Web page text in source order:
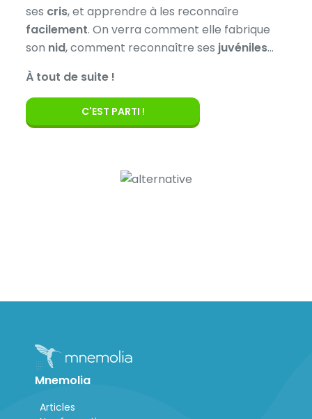
ses cris, et apprendre à les reconnaîre
facilement. On verra comment elle fabrique
son nid, comment reconnaître ses juvéniles…
À tout de suite !
C'EST PARTI !
Mnemolia
Articles